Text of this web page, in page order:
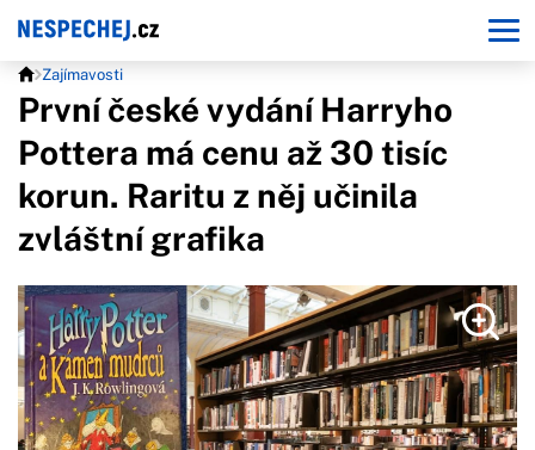
Zajímavosti
První české vydání Harryho
Pottera má cenu až 30 tisíc
korun. Raritu z něj učinila
zvláštní grafika